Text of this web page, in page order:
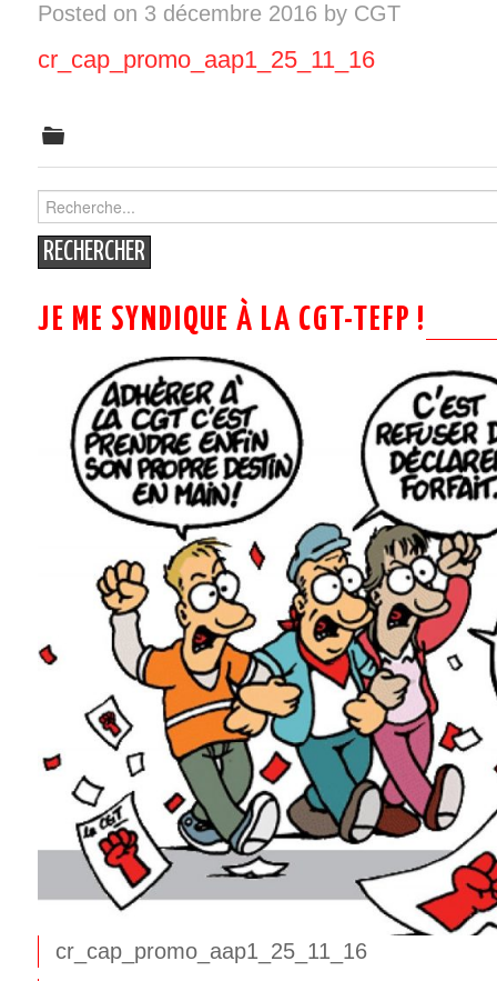
VOS DROITS
SYNDIQUEZ-VOUS !
Posted on 3 décembre 2016 by CGT
cr_cap_promo_aap1_25_11_16
Search
for:
JE ME SYNDIQUE À LA CGT-TEFP !
cr_cap_promo_aap1_25_11_16